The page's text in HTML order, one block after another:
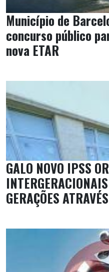
Município de
concurso público
nova ETAR
GALO NOVO IPSS
GERAÇÕES